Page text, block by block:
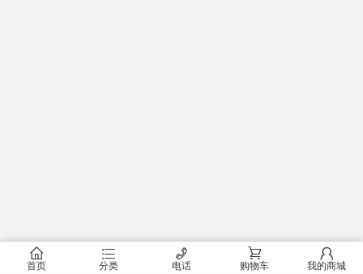
󰂠
首页
󰂦
分类
󰄫
电话
󰂟
购物车
󰂢
我的商城